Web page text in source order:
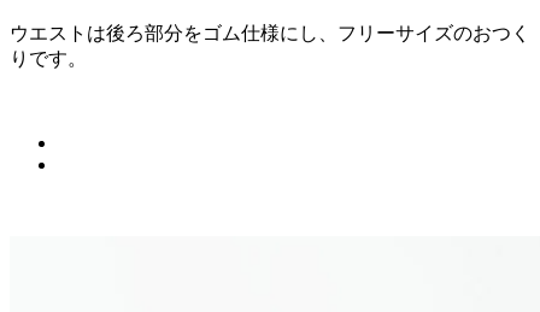
ウエストは後ろ部分をゴム仕様にし、フリーサイズのおつく
りです。